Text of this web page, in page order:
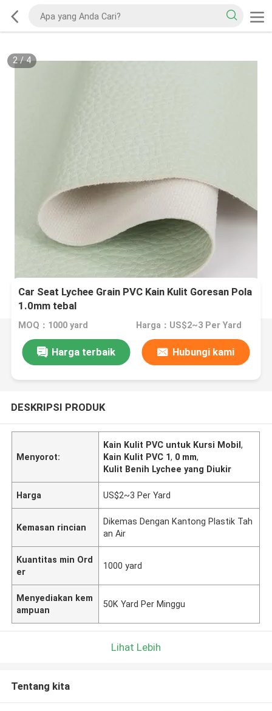
2/4
Car Seat Lychee Grain PVC Kain Kulit Goresan Pola
1.0mm tebal
MOQ：1000 yard Harga：US$2~3 Per Yard
Harga terbaik Hubungi kami
DESKRIPSI PRODUK
Menyorot:
Kain Kulit PVC untuk Kursi Mobil,
Kain Kulit PVC 1, 0 mm,
Kulit Benih Lychee yang Diukir
Harga US$2~3 Per Yard
Kemasan rincian
Dikemas Dengan Kantong Plastik Tah
an Air
Kuantitas min Ord
er
1000 yard
Menyediakan kem
ampuan
50K Yard Per Minggu
Lihat Lebih
Tentang kita